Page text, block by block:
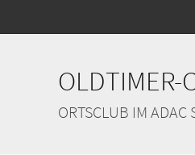
Inhalt
OLDTIMER-
ORTSCLUB IM ADAC